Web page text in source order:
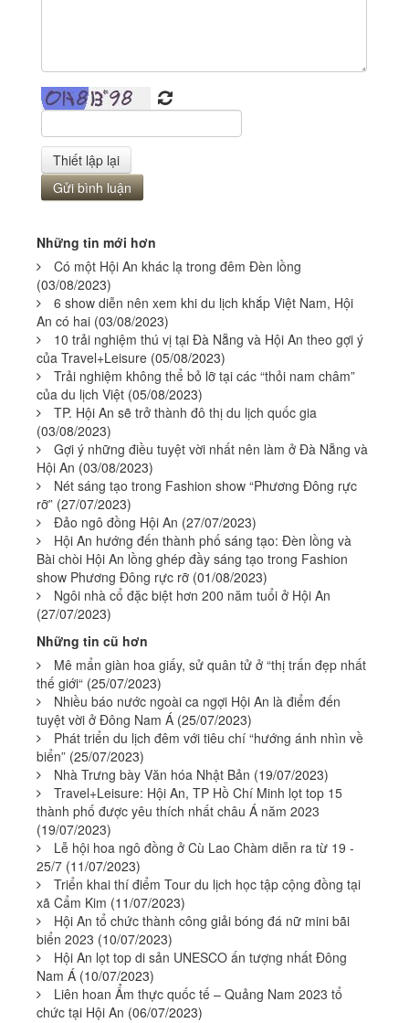
Những tin mới hơn
Có một Hội An khác lạ trong đêm Đèn lồng
(03/08/2023)
6 show diễn nên xem khi du lịch khắp Việt Nam, Hội
An có hai (03/08/2023)
10 trải nghiệm thú vị tại Đà Nẵng và Hội An theo gợi ý
của Travel+Leisure (05/08/2023)
Trải nghiệm không thể bỏ lỡ tại các “thỏi nam châm”
của du lịch Việt (05/08/2023)
TP. Hội An sẽ trở thành đô thị du lịch quốc gia
(03/08/2023)
Gợi ý những điều tuyệt vời nhất nên làm ở Đà Nẵng và
Hội An (03/08/2023)
Nét sáng tạo trong Fashion show “Phương Đông rực
rỡ” (27/07/2023)
Đảo ngô đồng Hội An (27/07/2023)
Hội An hướng đến thành phố sáng tạo: Đèn lồng và
Bài chòi Hội An lồng ghép đầy sáng tạo trong Fashion
show Phương Đông rực rỡ (01/08/2023)
Ngôi nhà cổ đặc biệt hơn 200 năm tuổi ở Hội An
(27/07/2023)
Những tin cũ hơn
Mê mẩn giàn hoa giấy, sử quân tử ở “thị trấn đẹp nhất
thế giới“ (25/07/2023)
Nhiều báo nước ngoài ca ngợi Hội An là điểm đến
tuyệt vời ở Đông Nam Á (25/07/2023)
Phát triển du lịch đêm với tiêu chí “hướng ánh nhìn về
biển” (25/07/2023)
Nhà Trưng bày Văn hóa Nhật Bản (19/07/2023)
Travel+Leisure: Hội An, TP Hồ Chí Minh lọt top 15
thành phố được yêu thích nhất châu Á năm 2023
(19/07/2023)
Lễ hội hoa ngô đồng ở Cù Lao Chàm diễn ra từ 19 -
25/7 (11/07/2023)
Triển khai thí điểm Tour du lịch học tập cộng đồng tại
xã Cẩm Kim (11/07/2023)
Hội An tổ chức thành công giải bóng đá nữ mini bãi
biển 2023 (10/07/2023)
Hội An lọt top di sản UNESCO ấn tượng nhất Đông
Nam Á (10/07/2023)
Liên hoan Ẩm thực quốc tế – Quảng Nam 2023 tổ
chức tại Hội An (06/07/2023)